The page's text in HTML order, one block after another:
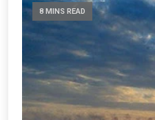
8 MINS READ